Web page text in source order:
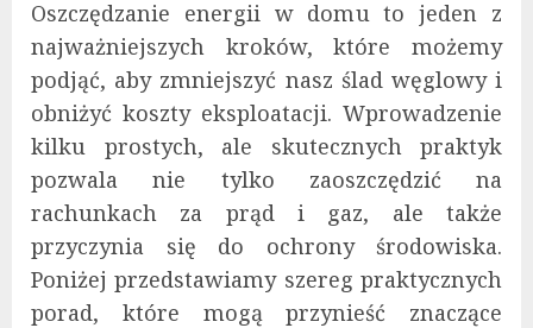
Oszczędzanie energii w domu to jeden z
najważniejszych kroków, które możemy
podjąć, aby zmniejszyć nasz ślad węglowy i
obniżyć koszty eksploatacji. Wprowadzenie
kilku prostych, ale skutecznych praktyk
pozwala nie tylko zaoszczędzić na
rachunkach za prąd i gaz, ale także
przyczynia się do ochrony środowiska.
Poniżej przedstawiamy szereg praktycznych
porad, które mogą przynieść znaczące